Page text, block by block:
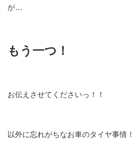
が…
もう一つ！
お伝えさせてくださいっ！！
以外に忘れがちなお車のタイヤ事情！